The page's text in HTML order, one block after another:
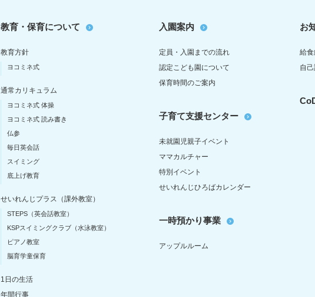
教育・保育について
教育方針
ヨコミネ式
通常カリキュラム
ヨコミネ式 体操
ヨコミネ式 読み書き
仏参
毎日英会話
スイミング
底上げ教育
せいれんじプラス（課外教室）
STEPS（英会話教室）
KSPスイミングクラブ（水泳教室）
ピアノ教室
脳育学童保育
1日の生活
年間行事
入園案内
定員・入園までの流れ
認定こども園について
保育時間のご案内
子育て支援センター
未就園児親子イベント
ママカルチャー
特別イベント
せいれんじひろばカレンダー
一時預かり事業
アップルルーム
お
給
自